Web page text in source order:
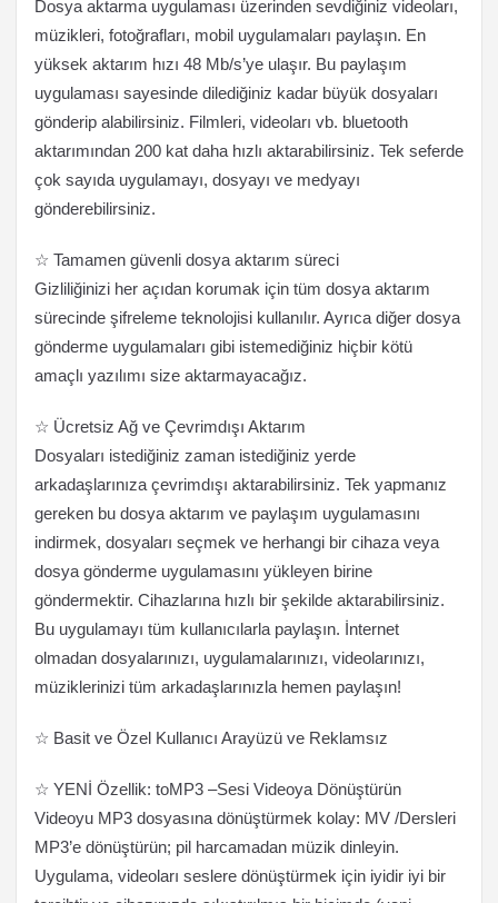
Dosya aktarma uygulaması üzerinden sevdiğiniz videoları,
müzikleri, fotoğrafları, mobil uygulamaları paylaşın. En
yüksek aktarım hızı 48 Mb/s’ye ulaşır. Bu paylaşım
uygulaması sayesinde dilediğiniz kadar büyük dosyaları
gönderip alabilirsiniz. Filmleri, videoları vb. bluetooth
aktarımından 200 kat daha hızlı aktarabilirsiniz. Tek seferde
çok sayıda uygulamayı, dosyayı ve medyayı
gönderebilirsiniz.
☆ Tamamen güvenli dosya aktarım süreci
Gizliliğinizi her açıdan korumak için tüm dosya aktarım
sürecinde şifreleme teknolojisi kullanılır. Ayrıca diğer dosya
gönderme uygulamaları gibi istemediğiniz hiçbir kötü
amaçlı yazılımı size aktarmayacağız.
☆ Ücretsiz Ağ ve Çevrimdışı Aktarım
Dosyaları istediğiniz zaman istediğiniz yerde
arkadaşlarınıza çevrimdışı aktarabilirsiniz. Tek yapmanız
gereken bu dosya aktarım ve paylaşım uygulamasını
indirmek, dosyaları seçmek ve herhangi bir cihaza veya
dosya gönderme uygulamasını yükleyen birine
göndermektir. Cihazlarına hızlı bir şekilde aktarabilirsiniz.
Bu uygulamayı tüm kullanıcılarla paylaşın. İnternet
olmadan dosyalarınızı, uygulamalarınızı, videolarınızı,
müziklerinizi tüm arkadaşlarınızla hemen paylaşın!
☆ Basit ve Özel Kullanıcı Arayüzü ve Reklamsız
☆ YENİ Özellik: toMP3 –Sesi Videoya Dönüştürün
Videoyu MP3 dosyasına dönüştürmek kolay: MV /Dersleri
MP3’e dönüştürün; pil harcamadan müzik dinleyin.
Uygulama, videoları seslere dönüştürmek için iyidir iyi bir